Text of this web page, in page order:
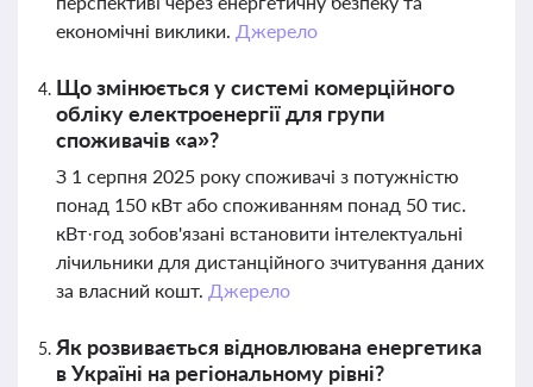
економічні виклики. Джерело
Що змінюється у системі комерційного
обліку електроенергії для групи
споживачів «а»?
З 1 серпня 2025 року споживачі з потужністю
понад 150 кВт або споживанням понад 50 тис.
кВт·год зобов'язані встановити інтелектуальні
лічильники для дистанційного зчитування даних
за власний кошт. Джерело
Як розвивається відновлювана енергетика
в Україні на регіональному рівні?